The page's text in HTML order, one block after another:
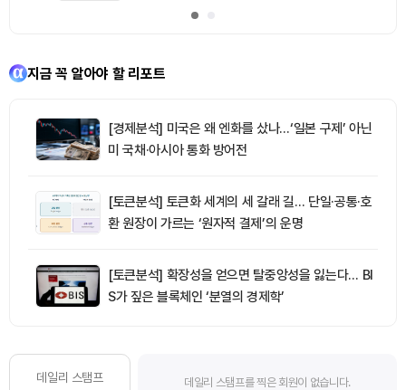
지금 꼭 알아야 할 리포트
[경제분석] 미국은 왜 엔화를 샀나…‘일본 구제’ 아닌
미 국채·아시아 통화 방어전
[토큰분석] 토큰화 세계의 세 갈래 길… 단일·공통·호
환 원장이 가르는 ‘원자적 결제’의 운명
[토큰분석] 확장성을 얻으면 탈중앙성을 잃는다… BI
S가 짚은 블록체인 ‘분열의 경제학’
데일리 스탬프
데일리 스탬프를 찍은 회원이 없습니다.